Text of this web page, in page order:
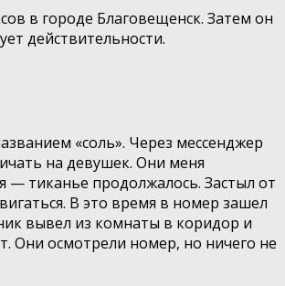
в городе Благовещенск. Затем он
действительности.
«соль». Через мессенджер
на девушек. Они меня
— тиканье продолжалось. Застыл от
В это время в номер зашел
вывел из комнаты в коридор и
Они осмотрели номер, но ничего не